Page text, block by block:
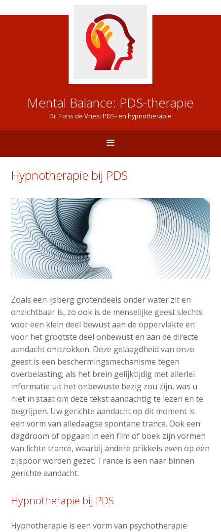
Mental Balance: PDS-therapie
Dr. Fons de Vries: PDS- en hypnotherapie
Hypnotherapie bij PDS
Zoals een ijsberg grotendeels onder water zit en
onzichtbaar is, zo ook is de menselijke geest slechts
voor een klein deel bewust aan de oppervlakte en
voor het grootste deel onbewust en aan de directe
aandacht onttrokken. Deze gelaagdheid van onze
geest is een beschermingsmechanisme tegen
overbelasting; als het brein gelijktijdig met allerlei
informatie uit het onbewuste bezig zou zijn, was u
niet in staat om deze tekst aandachtig te lezen en te
begrijpen. Uw gerichte aandacht op dit moment is
een vorm van alledaagse spontane trance. Ook een
dagdroom of opgaan in een film of boek zijn vormen
van lichte trance, waarbij andere prikkels even op een
zijspoor worden gezet. Trance is een naar binnen
gerichte aandacht.
Hypnotherapie bij PDS
Hypnotherapie is een vorm van psychotherapie